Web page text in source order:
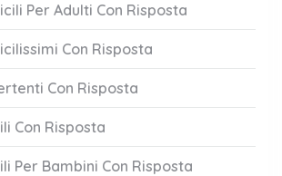
Per Adulti Con Risposta
Con Risposta
Con Risposta
Con Risposta
Per Bambini Con Risposta